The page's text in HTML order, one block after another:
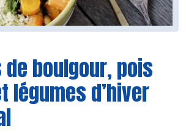
de boulgour, pois
légumes d’hiver